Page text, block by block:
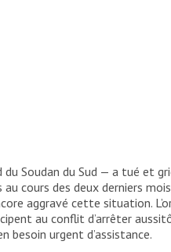
Soudan du Sud — a tué et
cours des deux derniers
aggravé cette situation.
au conflit d’arrêter
besoin urgent d’assistance.